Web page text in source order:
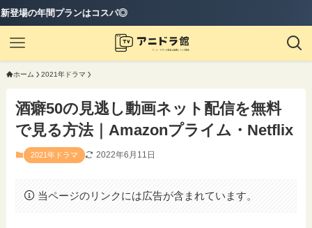
コスパ◎
ホーム 2021年ドラマ
酒癖50の見逃し動画ネット配信を無料
で見る方法｜Amazonプライム・Netflix
2021年ドラマ 2022年6月11日
当ページのリンクには広告が含まれています。